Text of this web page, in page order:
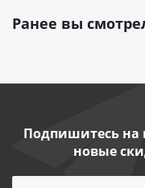
Ранее вы
Подпишитесь на
новые